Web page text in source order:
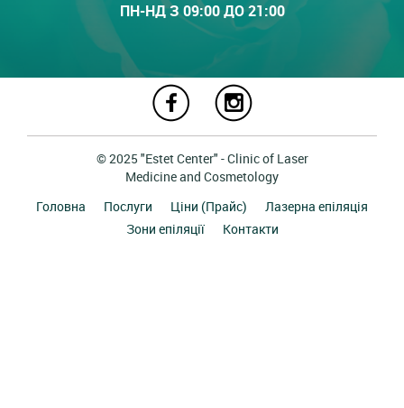
ПН-НД З 09:00 ДО 21:00
© 2025 "Estet Center" - Clinic of Laser
Medicine and Cosmetology
Головна
Послуги Ціни (Прайс)
Лазерна епіляція
Зони епіляції
Контакти